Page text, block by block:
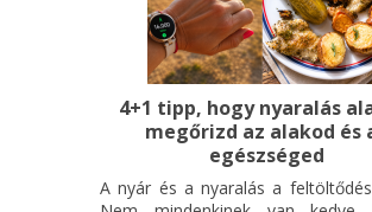
4+1 tipp, hogy nyaralás
megőrizd az alakod és
egészséged
A nyár és a nyaralás a